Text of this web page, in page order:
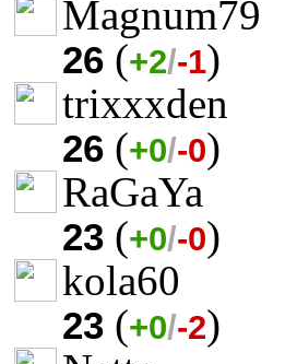
Magnum79
26 (+2/-1)
trixxxden
26 (+0/-0)
RaGaYa
23 (+0/-0)
kola60
23 (+0/-2)